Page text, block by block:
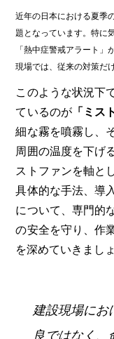
近年の日本における夏季
題となっています。特に
「熱中症警戒アラート
現場では、従来の対策だ
このような状況下
ているのが 「ミス
細な霧を噴霧し、
周囲の温度を下げ
ストファンを軸と
具体的な手法、導
について、専門的
の安全を守り、作
を深めていきましょ
建設現場にお
良ではなく